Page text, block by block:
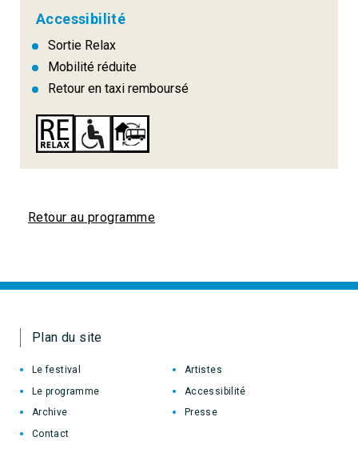
Accessibilité
Sortie Relax
Mobilité réduite
Retour en taxi remboursé
Retour au programme
Plan du site
Le festival
Artistes
Le programme
Accessibilité
Archive
Presse
Contact